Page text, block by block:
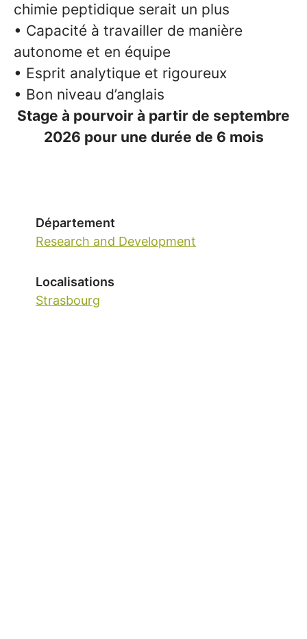
chimie peptidique serait un plus
• Capacité à travailler de manière
autonome et en équipe
• Esprit analytique et rigoureux
• Bon niveau d’anglais
Stage à pourvoir à partir de septembre
2026 pour une durée de 6 mois
Département
Research and Development
Localisations
Strasbourg